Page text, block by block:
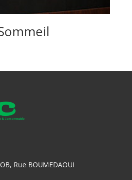
Rue BOUMEDAOUI